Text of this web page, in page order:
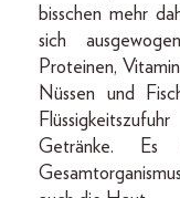
bisschen mehr
sich
Proteinen,
Nüssen und
Getränke.